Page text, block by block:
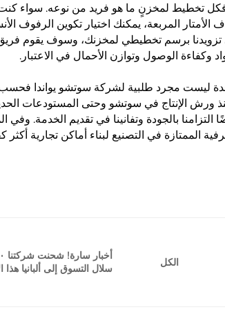
تخطيط لمخزنٍ ما هو فريد من نوعه. سواء كنت
المربعة، يمكنك اختيار تكوين الرفوف
برسم تخطيطي لمخزنك، وسوف يقوم فريق
الوصول وتوازن الأحمال في الاعتبار.
ليست مجرد طلبية لشركة سوتشو يواندا
ورش الإنتاج في سوتشو وحتى المستودعات
التزامنا بالجودة وتفانينا في تقديم الخدمة.
الممتازة في التصنيع لبناء أماكن تجارية أكثر
الكل
سلال التسوق إلى ألبانيا هذا